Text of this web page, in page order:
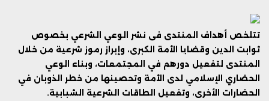
تتلخص أهداف المنتدى فى نشر الوعي الشرعي بخصوص
ثوابت الدين وقضايا الأمة الكبرى، وإبراز رموز شرعية من خلال
المنتدى لتفعيل دورهم في المجتمعات، وبناء الوعي
الحضاري الإسلامي لدى الأمة وتحصينها من خطر الذوبان في
الحضارات الأخرى، وتفعيل الطاقات الشرعية الشبابية.